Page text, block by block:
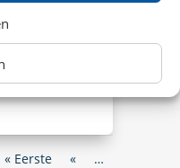
dag
30
vanaf
onze
« Eerste «
…